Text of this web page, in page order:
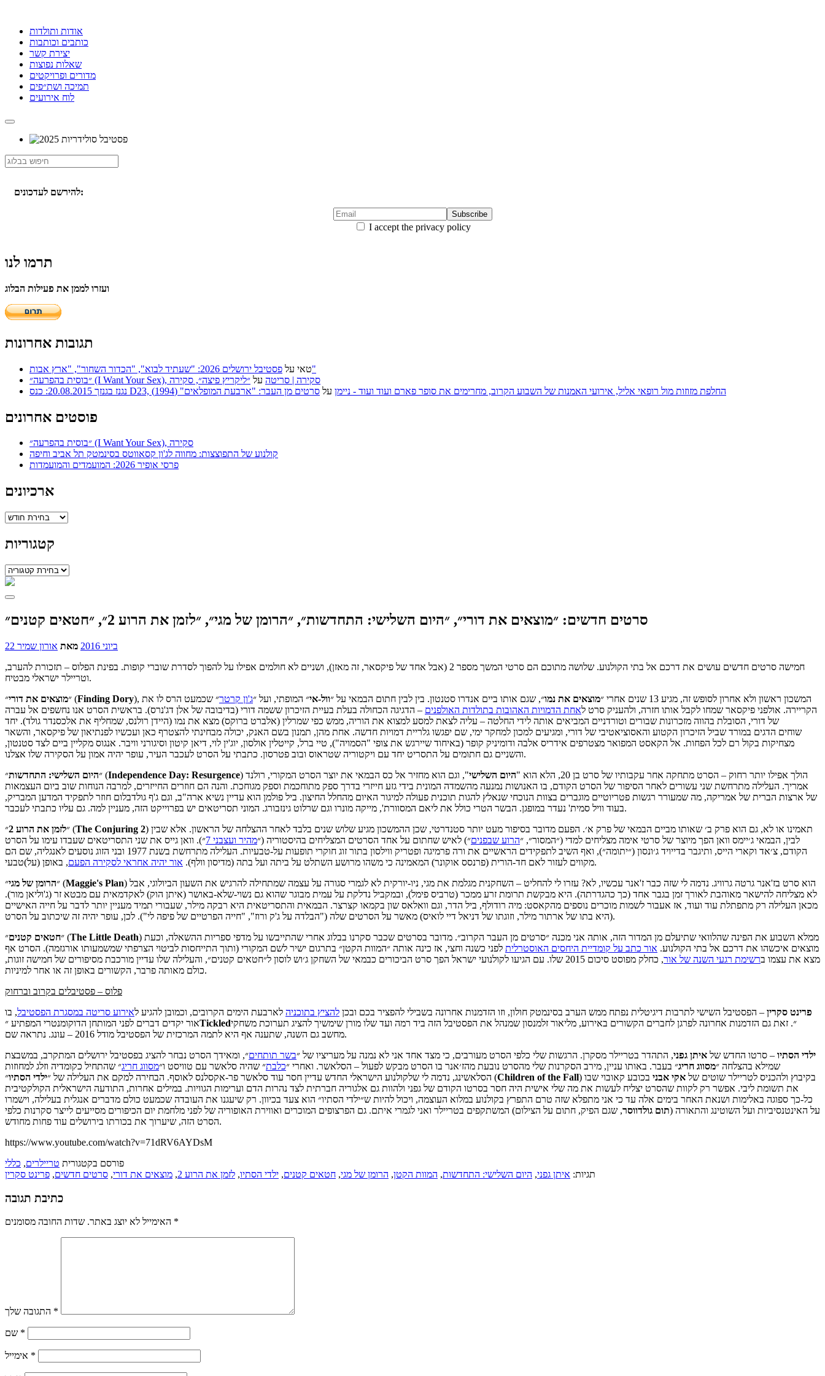
אודות ותולדות
כותבים וכותבות
יצירת קשר
שאלות נפוצות
מדורים ופרויקטים
תמיכה ושת״פים
לוח אירועים
להירשם לעדכונים:
I accept the privacy policy
תרמו לנו
ועזרו לממן את פעילות הבלוג
תגובות אחרונות
טאי על
פסטיבל ירושלים 2026: "שעתיד לבוא", "הכדור השחור", "ארץ אבות"
״בוסית בהפרעה״ (I Want Your Sex), סקירה | סריטה על ״ליקריץ פיצה״, סקירה
נגנז בגנזך 20.08.2015: כנס D23, החלפת מזוזות מול רופאי אליל, אירועי האמנות של השבוע הקרוב, מחרימים את סופר פארם ועוד ועוד - ניימן על סרטים מן העבר: "ארבעת המופלאים" (1994)
פוסטים אחרונים
״בוסית בהפרעה״ (I Want Your Sex), סקירה
קולנוע של התפוצצות: מחווה לג'ון קסאווטס בסינמטק תל אביב וחיפה
פרסי אופיר 2026: המועמדים והמועמדות
ארכיונים
ארכיונים
קטגוריות
קטגוריות
סרטים חדשים: ״מוצאים את דורי״, ״היום השלישי: התחדשות״, ״הרומן של מגי״, ״לזמן את הרוע 2״, ״חטאים קטנים״
22 ביוני 2016 מאת אורון שמיר
חמישה סרטים חדשים עושים את דרכם אל בתי הקולנוע. שלושה מתוכם הם סרטי המשך מספר 2 (אבל אחד של פיקסאר, זה מאזן), ושניים לא חולמים אפילו על להפוך לסדרת שוברי קופות. בפינת הפלוס – תזכורת להערב,
וטריילר ישראלי מבטיח.
״מוצאים את דורי ״ (Finding Dory ), המשכון ראשון ולא אחרון לסופש זה, מגיע 13 שנים אחרי ״ מוצאים את נמו״, שגם אותו ביים אנדרו סטנטון. בין לבין חתום הבמאי על ״וול-אי״ המופתי, ועל ״ג'ון קרטר״ שכמעט הרס לו את
הקריירה. אולפני פיקסאר שמחו לקבל אותו חזרה, ולהעניק סרט לאחת הדמויות האהובות בתולדות האולפנים – הדגיגה הכחולה בעלת בעיית הזיכרון ששמה דורי (בדיבובה של אלן דג'נרס). בראשית הסרט אנו נחשפים אל עברה
של דורי, הסובלת בהווה מזכרונות שבורים וטורדניים המביאים אותה לידי החלטה – עליה לצאת למסע למצוא את הוריה, ממש כפי שמרלין (אלברט ברוקס) מצא את נמו (היידן רולנס, שמחליף את אלכסנדר גולד). יחד
שוחים הדגים במורד שביל הזיכרון הקטוע והאסוציאטיבי של דורי, ומגיעים למכון למחקר ימי, שם יפגשו גלריית דמויות חדשה. אחת מהן, תמנון בשם האנק, יכולה מבחינתי להצטרף כאן ועכשיו לפנתיאון של פיקסאר, והשאר
מצחיקות בקול רם לכל הפחות. אל הקאסט המפואר מצטרפים אידריס אלבה ודומיניק קופר (באיחוד שיירגש את צופי "הסמויה"), טיי ברל, קייטלין אולסון, יוג'ין לוי, דיאן קיטון וסיגורני וויבר. אנגוס מקליין ביים לצד סטנטון,
והשניים גם חתומים על התסריט יחד עם ויקטוריה שטראוס ובוב פטרסון. כתבתי על הסרט לעכבר העיר, עופר יהיה אמון על הסקירה שלו אצלנו.
״היום השלישי: התחדשות ״ (Independence Day: Resurgence ) הולך אפילו יותר רחוק – הסרט מתחקה אחר עקבותיו של סרט בן 20, הלא הוא " היום השלישי", וגם הוא מחזיר אל כס הבמאי את יוצר הסרט המקורי, רולנד
אמריך. העלילה מתרחשת שני עשורים לאחר הסיפור של הסרט הקודם, בו האנושות נמנעה מהשמדה המונית בידי גזע חייזרי בדרך ספק מתוחכמת וספק מגוחכת. והנה הם חוזרים החייזרים, למרבה הנוחות שוב ביום העצמאות
של ארצות הברית של אמריקה, מה שמעורר רגשות פטריוטיים מוגברים בצוות הנוכחי שנאלץ להגות תוכנית פעולה למיגור האיום מהחלל החיצון. ביל פולמן הוא עדיין נשיא ארה"ב, וגם ג'ף גולדבלום חוזר לתפקיד המדען המבריק,
בעוד וויל סמית' נעדר במופגן. הבשר הטרי כולל את ליאם המסוורת', מייקה מונרו וגם שרלוט גינזבורג. המוני תסריטאים יש בפרוייקט הזה, מעניין למה. גם עליו כתבתי לעכבר.
״לזמן את הרוע 2 ״ (The Conjuring 2) תאמינו או לא, גם הוא פרק ב׳ שאותו מביים הבמאי של פרק א׳. הפעם מדובר בסיפור מעט יותר סטנדרטי, שכן ההמשכון מגיע שלוש שנים בלבד לאחר ההצלחה של הראשון. אלא שבין
לבין, הבמאי ג׳יימס וואן הפך מיוצר של סרטי אימה מצליחים למדי (״המסור״, ״הרוע שבפנים״) לאיש שחתום על אחד הסרטים המצליחים בהיסטוריה (״מהיר ועצבני 7
״). וואן גייס את שני התסריטאים שעבדו עימו על הסרט
הקודם, צ׳אד וקארי הייס, ותיגבר בדייויד ג׳ונסון (״יתומה״), ואף השיב לתפקידים הראשיים את ורה פרמיגה ופטריק ווילסון בתור זוג חוקרי תופעות על-טבעיות. העלילה מתרחשת בשנת 1977 ובני הזוג נוסעים לאנגליה, שם הם
מקווים לעזור לאם חד-הורית (פרנסס אוקונר) המאמינה כי משהו מרושע השתלט על ביתה ועל בתה (מדיסון וולף). אור יהיה אחראי לסקירה הפעם
, באופן (על)טבעי.
״הרומן של מגי ״ (Maggie's Plan) הוא סרט בז'אנר גרטה גרוויג. נדמה לי שזה כבר ז'אנר עכשיו, לא? עזרו לי להחליט – השחקנית מגלמת את מגי, ניו-יורקית לא לגמרי סגורה על עצמה שמתחילה להרגיש את השעון הביולוגי, אבל
לא מצליחה להישאר מאוהבת לאורך זמן בגבר אחד (כך כהגדרתה). היא מבקשת תרומת זרע ממכר (טרביס פימל), ובמקביל נדלקת על עמית מבוגר שהוא גם נשוי-שלא-באושר (איתן הוק) לאקדמאית עם מבטא זר (ג'וליאן מור).
מכאן העלילה רק מתפתלת עוד ועוד, אז אעבור לשמות מוכרים נוספים מהקאסט: מיה רודולף, ביל הדר, וגם וואלאס שון בקמאו קצרצר. הבמאית והתסריטאית היא רבקה מילר, שעבורי תמיד מעניין יותר לדבר על חייה האישיים
(היא בתו של ארתור מילר, וזוגתו של דניאל דיי לואיס) מאשר על הסרטים שלה ("הבלדה על ג'ק ורוז", "חייה הפרטיים של פיפה לי"). לכן, עופר יהיה זה שיכתוב על הסרט.
״חטאים קטנים ״ (The Little Death) ממלא השבוע את הפינה שהלוואי שתיעלם מן המדור הזה, אותה אני מכנה ״סרטים מן העבר הקרוב״. מדובר בסרטים שכבר סקרנו בבלוג אחרי שהתייבשו על מדפי ספריות ההשאלה, וכעת
מוצאים איכשהו את דרכם אל בתי הקולנוע. אור כתב על קומדיית היחסים האוסטרלית לפני כשנה וחצי, אז כינה אותה ״המוות הקטן״ בתרגום ישיר לשם המקורי (ותוך התייחסות לביטוי הצרפתי שמשמעותו אורגזמה). הסרט אף
מצא את עצמו ברשימת רגעי השנה של אור
, כחלק מפוסט סיכום 2015 שלו. עם הגיעו לקולנועי ישראל הפך סרט הביכורים כבמאי של השחקן ג׳וש לוסון ל״חטאים קטנים״, והעלילה שלו עדיין מורכבת מסיפורים של חמישה זוגות,
כולם מאותה פרבר, הקשורים באופן זה או אחר למיניות.
פלוס – פסטיבלים בקרוב וברחוק
פרינט סקרין – הפסטיבל השישי לתרבות דיגיטלית נפתח ממש הערב בסינמטק חולון, וזו הזדמנות אחרונה בשבילי להפציר בכם ובכן להציץ בתוכניה לארבעת הימים הקרובים, וכמובן להגיע לאירוע סריטה במסגרת הפסטיבל, בו
אור יקדים דברים לפני המותחן הדוקומנטרי המפתיע ״Tickled״. זאת גם הזדמנות אחרונה לפרגן לחברים הקשורים באירוע, מליאור זלמנסון שמנהל את הפסטיבל הזה ביד רמה ועד שלו מורן שימשיך להציג תערוכת משחקי
מחשב גם השנה, שתענה אף היא לתמה המרכזית של הפסטיבל מודל 2016 – עונג. נתראה שם.
ילדי הסתיו – סרטו החדש של איתן גפני, התהדר בטריילר מסקרן. הרגשות שלי כלפי הסרט מעורבים, כי מצד אחד אני לא נמנה על מעריציו של ״בשר תותחים״, ומאידך הסרט נבחר להציג בפסטיבל ירושלים המתקרב, במשבצת
שמילא בהצלחה ״מסווג חריג״ בעבר. באותו עניין, מירב הסקרנות שלי מהסרט נובעת מהז׳אנר בו הסרט מבקש לפעול – הסלאשר. ואחרי ״כלבת״ שהיה סלאשר עם טוויסט ו״מסווג חריג״ שהתחיל כקומדיה וזלג למחוזות
הסלאשינג, נדמה לי שלקולנוע הישראלי החדש עדיין חסר עוד סלאשר פר-אקסלנס לאוסף. הבחירה למקם את העלילה של ״ילדי הסתיו ״ (Children of the Fall ) בקיבוץ ולהכניס לטריילר שוטים של אקי אבני בכובע קאובוי שבו
את תשומת ליבי. אפשר רק לקוות שהסרט יצליח לעשות את מה שלי אישית היה חסר בסרטו הקודם של גפני ולהוות גם אלגוריה חברתית לצד נהרות הדם וערימות הגוויות. במילים אחרות, התודעה הישראלית הקולקטיבית
כל-כך ספוגה באלימות ושנאת האחר בימים אלה עד כי אני מתפלא שזה טרם התפרץ בקולנוע במלוא העוצמה, ויכול להיות ש״ילדי הסתיו״ הוא צעד בכיוון. רק שיעגנו את העובדה שכמעט כולם מדברים אנגלית בעלילה, וישמרו
על האינטנסיביות ועל השוטינג והתאורה (תום גולדווסר, שגם הפיק, חתום על הצילום) המשתקפים בטריילר ואני לגמרי איתם. גם הפרצופים המוכרים ואווירת האופוריה של לפני מלחמת יום הכיפורים מסייעים לייצר סקרנות כלפי
הסרט הזה, שיערוך את בכורתו בירושלים עוד פחות מחודש.
https://www.youtube.com/watch?v=71dRV6AYDsM
פורסם בקטגורית טריילרים, כללי
תגיות: איתן גפני, היום השלישי: התחדשות, המוות הקטן, הרומן של מגי, חטאים קטנים, ילדי הסתיו, לזמן את הרוע 2 , מוצאים את דורי, סרטים חדשים, פרינט סקרין
כתיבת תגובה
האימייל לא יוצג באתר. *
*
*
*